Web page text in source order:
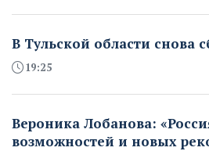
В Тульской области снова
19:25
Вероника Лобанова:
возможностей и новых